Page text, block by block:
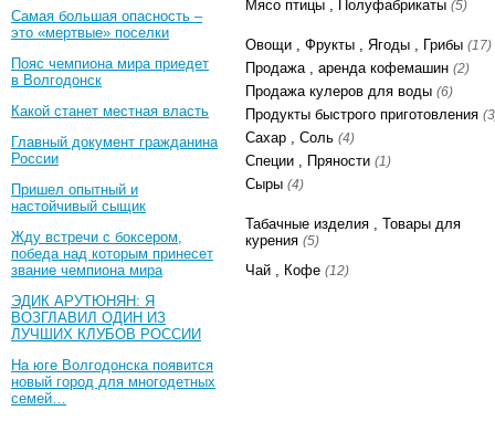
Самая большая опасность –
это «мертвые» поселки
Пояс чемпиона мира приедет
в Волгодонск
Какой станет местная власть
Главный документ гражданина
России
Пришел опытный и
настойчивый сыщик
Жду встречи с боксером,
победа над которым принесет
звание чемпиона мира
ЭДИК АРУТЮНЯН: Я
ВОЗГЛАВИЛ ОДИН ИЗ
ЛУЧШИХ КЛУБОВ РОССИИ
На юге Волгодонска появится
новый город для многодетных
семей…
Мясо птицы , Полуфабрикаты (5)
Овощи , Фрукты , Ягоды , Грибы (17)
Продажа , аренда кофемашин (2)
Продажа кулеров для воды (6)
Продукты быстрого приготовления
Сахар , Соль (4)
Специи , Пряности (1)
Сыры (4)
Табачные изделия , Товары для
курения (5)
Чай , Кофе (12)